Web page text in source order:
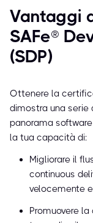
Vantaggi
SAFe®
(SDP)
Ottenere la
dimostra una serie
panorama
la tua capacità di:
Migliorare il
continuous
velocemente
Promuovere